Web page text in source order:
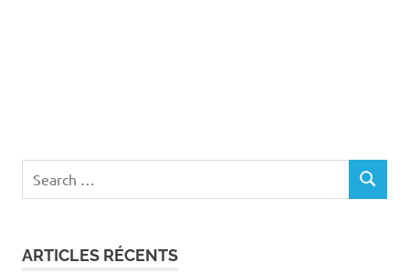
for:
SEARCH
ARTICLES RÉCENTS